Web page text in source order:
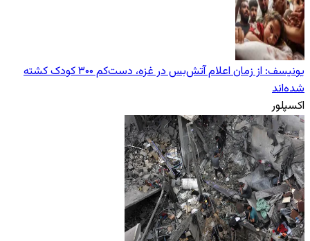
یونیسف: از زمان اعلام آتش‌بس در غزه، دست‌کم ۳۰۰ کودک کشته
شده‌اند
اکسپلور